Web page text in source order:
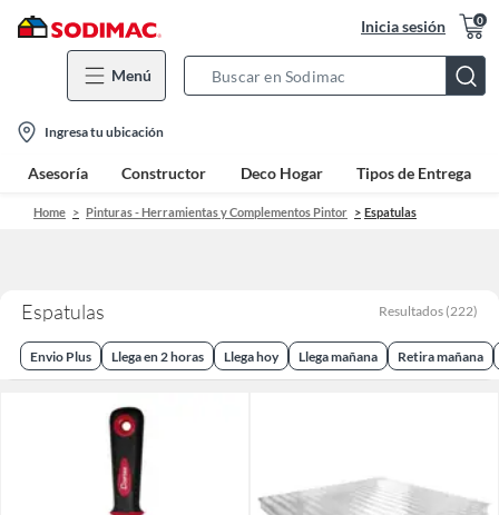
Inicia sesión 0
Menú
Bar
location-
icon
Ingresa tu ubicación
Asesoría Constructor Deco Hogar Tipos de Entrega
Home Pinturas - Herramientas y Complementos Pintor Espatulas
Espatulas Resultados (222)
Envio Plus Llega en 2 horas Llega hoy Llega mañana Retira mañana